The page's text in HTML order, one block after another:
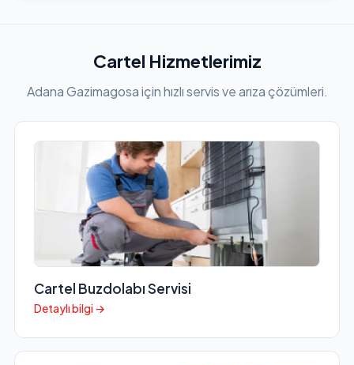
Cartel Hizmetlerimiz
Adana Gazimagosa için hızlı servis ve arıza çözümleri.
Cartel Buzdolabı Servisi
Detaylı bilgi →